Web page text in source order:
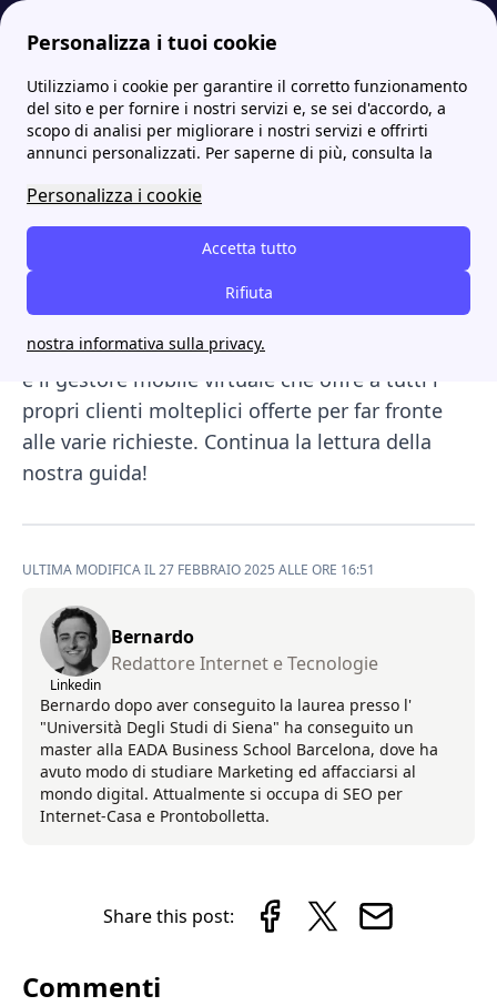
Personalizza i tuoi cookie
Utilizziamo i cookie per garantire il corretto funzionamento
del sito e per fornire i nostri servizi e, se sei d'accordo, a
scopo di analisi per migliorare i nostri servizi e offrirti
annunci personalizzati. Per saperne di più, consulta la
Personalizza i cookie
Accetta tutto
Rifiuta
nostra informativa sulla privacy.
Internet Casa NT Mobile: offerte, contatti, numero verde, ricarica
NT Mobile: offerte,
contatti, numero verde,
ricarica
NT Mobile: offerte, contatti, numero verde,
ricarica. All’interno dell’ampio mercato relativo
alle compagnie telefoniche virtuali,
è il gestore mobile virtuale che offre a tutti i
propri clienti molteplici offerte per far fronte
alle varie richieste. Continua la lettura della
nostra guida!
ULTIMA MODIFICA IL 27 FEBBRAIO 2025 ALLE ORE 16:51
Linkedin
Bernardo
Redattore Internet e Tecnologie
Bernardo dopo aver conseguito la laurea presso l'
"Università Degli Studi di Siena" ha conseguito un
master alla EADA Business School Barcelona, dove ha
avuto modo di studiare Marketing ed affacciarsi al
mondo digital. Attualmente si occupa di SEO per
Internet-Casa e Prontobolletta.
Share this post:
Commenti